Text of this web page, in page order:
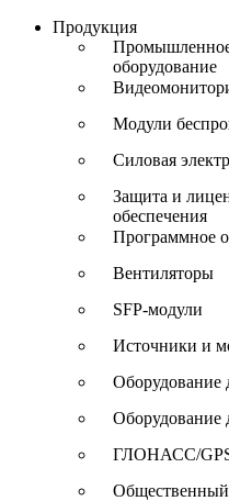
Продукция
оборудование
Модули
Силовая
Защита и
обеспечения
Программное
Вентиляторы
SFP-модули
Источники и
Оборудование
Оборудование
ГЛОНАСС/
Общественный